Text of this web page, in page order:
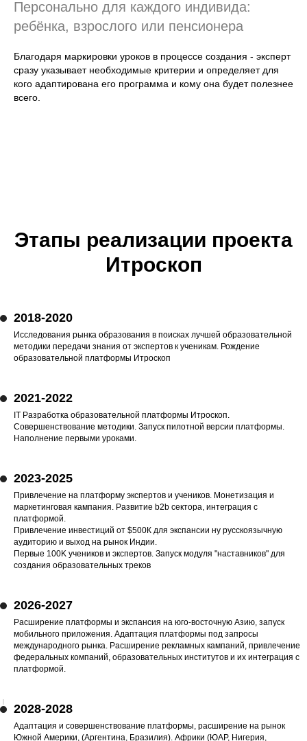
Персонально для каждого индивида:
ребёнка, взрослого или пенсионера
Благодаря маркировки уроков в процессе создания - эксперт
сразу указывает необходимые критерии и определяет для
кого адаптирована его программа и кому она будет полезнее
всего.
Этапы реализации проекта
Итроскоп
2018-2020
Исследования рынка образования в поисках лучшей образовательной
методики передачи знания от экспертов к ученикам. Рождение
образовательной платформы Итроскоп
2021-2022
IT Разработка образовательной платформы Итроскоп.
Совершенствование методики. Запуск пилотной версии платформы.
Наполнение первыми уроками.
2023-2025
Привлечение на платформу экспертов и учеников. Монетизация и
маркетинговая кампания. Развитие b2b сектора, интеграция с
платформой.
Привлечение инвестиций от $500К для экспансии ну русскоязычную
аудиторию и выход на рынок Индии.
Первые 100K учеников и экспертов. Запуск модуля "наставников" для
создания образовательных треков
2026-2027
Расширение платформы и экспансия на юго-восточную Азию, запуск
мобильного приложения. Адаптация платформы под запросы
международного рынка. Расширение рекламных кампаний, привлечение
федеральных компаний, образовательных институтов и их интеграция с
платформой.
2028-2028
Адаптация и совершенствование платформы, расширение на рынок
Южной Америки, (Аргентина, Бразилия). Африки (ЮАР, Нигерия,